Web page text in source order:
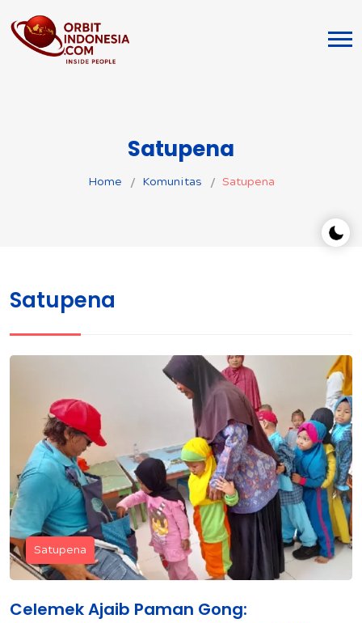
Satupena
Home Komunitas Satupena
Satupena
Satupena
Celemek Ajaib Paman Gong: